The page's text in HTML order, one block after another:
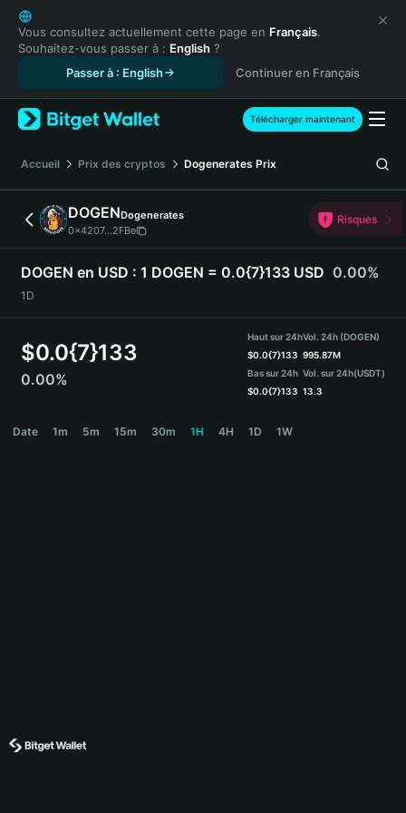
English
日本語
Tiếng Việt
Español (Latinoamérica)
Türkçe
Français
Deutsch
简体中文
繁體中文
Português (Portugal)
Bahasa Indonesia
ภาษาไทย
हिन्दी
Español
Português (Brasil)
Vous consultez actuellement cette page en Français.
Souhaitez-vous passer à : English ?
Passer à : English
Continuer en Français
Télécharger maintenant
Accueil Prix des cryptos Dogenerates Prix
DOGENDogenerates
0x4207...2FBe
Risques
DOGEN en USD : 1 DOGEN = 0.0{7}133 USD 0.00%
1D
$0.0{7}133
0.00%
Haut sur 24h
$0.0{7}133
Bas sur 24h
$0.0{7}133
Vol. 24h (DOGEN)
995.87M
Vol. sur 24h(USDT)
13.3
Date 1m 5m 15m 30m 1H 4H 1D 1W